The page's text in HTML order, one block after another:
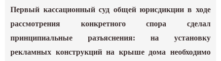
Первый кассационный суд общей юрисдикции в ходе
рассмотрения конкретного спора сделал
принципиальные разъяснения: на установку
рекламных конструкций на крыше дома необходимо